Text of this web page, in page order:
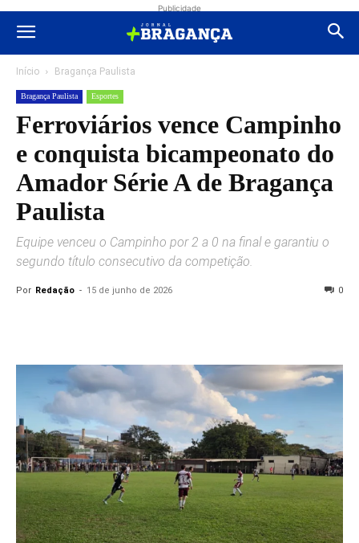
Publicidade
Início Bragança Paulista
Bragança Paulista Esportes
Ferroviários vence Campinho
e conquista bicampeonato do
Amador Série A de Bragança
Paulista
Equipe venceu o Campinho por 2 a 0 na final e garantiu o
segundo título consecutivo da competição.
Por Redação - 15 de junho de 2026 0